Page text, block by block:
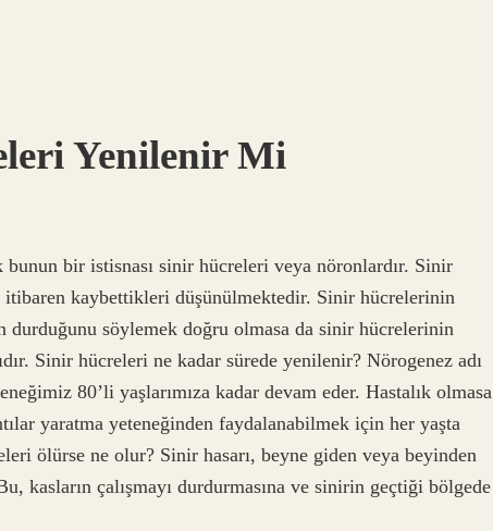
Yenilenir Mi
bir istisnası sinir hücreleri veya nöronlardır. Sinir
kaybettikleri düşünülmektedir. Sinir hücrelerinin
durduğunu söylemek doğru olmasa da sinir hücrelerinin
Sinir hücreleri ne kadar sürede yenilenir? Nörogenez adı
80’li yaşlarımıza kadar devam eder. Hastalık olmasa
yaratma yeteneğinden faydalanabilmek için her yaşta
ölürse ne olur? Sinir hasarı, beyne giden veya beyinden
kasların çalışmayı durdurmasına ve sinirin geçtiği bölgede